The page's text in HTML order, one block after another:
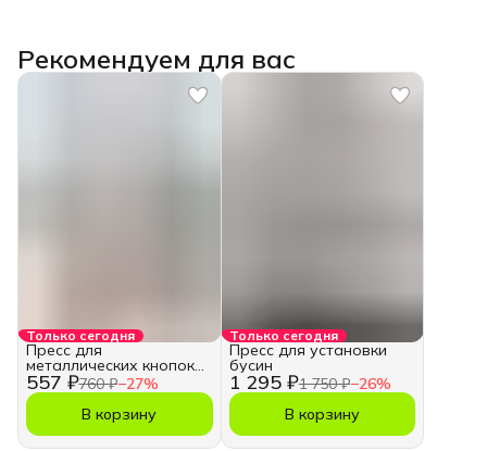
Рекомендуем для вас
Только сегодня
557 ₽760 ₽−27%
Пресс для
металлических кнопок
для одежды
В корзину
Только сегодня
1 295 ₽1 750 ₽−26%
Пресс для установки
бусин
В корзину